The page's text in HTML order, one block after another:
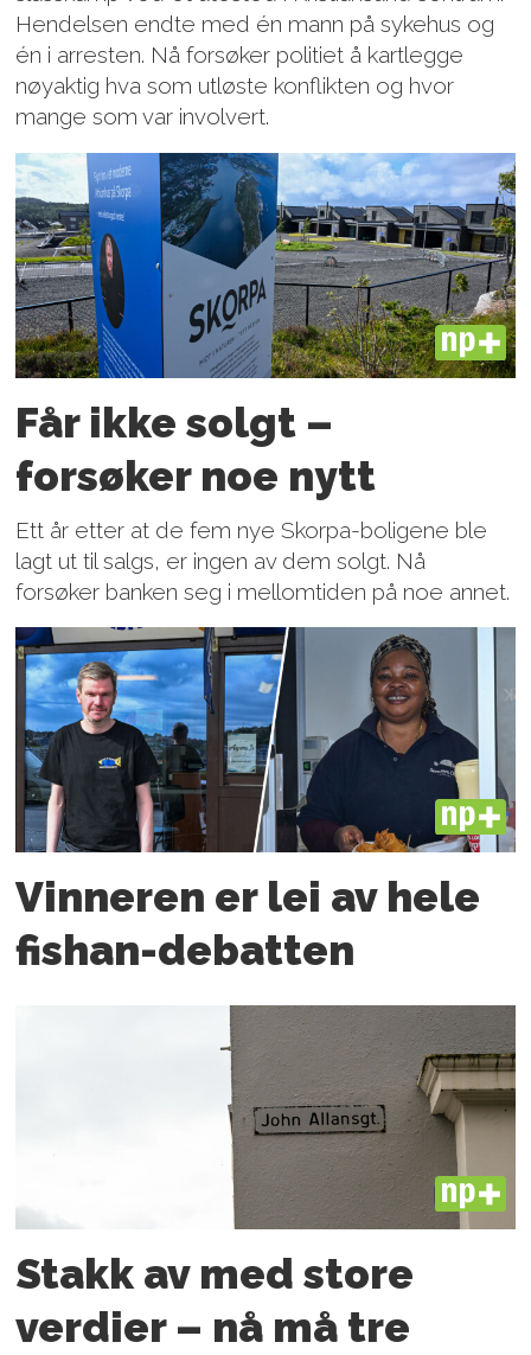
Hendelsen endte med én mann på sykehus og
én i arresten. Nå forsøker politiet å kartlegge
nøyaktig hva som utløste konflikten og hvor
mange som var involvert.
PLUS
Får ikke solgt –
forsøker noe nytt
Ett år etter at de fem nye Skorpa-boligene ble
lagt ut til salgs, er ingen av dem solgt. Nå
forsøker banken seg i mellomtiden på noe annet.
PLUS
Vinneren er lei av hele
fishan-debatten
PLUS
Stakk av med store
verdier – nå må tre